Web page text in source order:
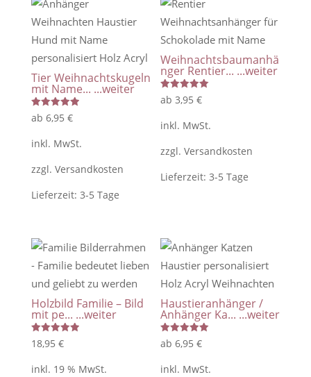
zum
selbst
befüllen
/
im
Set
oder
/
50
breit
Tier Weihnachtskugeln
mit Name... ...weiter
Bewertet
mit
von 5
ab 6,95 €
inkl. MwSt.
zzgl. Versandkosten
Lieferzeit: 3-5 Tage
Weihnachtsbaumanhä
nger Rentier... ...weiter
Bewertet
mit
von 5
ab3,95€
inkl. MwSt.
zzgl.Versandkosten
Lieferzeit:3-5 Tage
Holzbild Familie – Bild
mit pe... ...weiter
Bewertet
mit
von 5
18,95 €
inkl. 19 % MwSt.
Haustieranhänger /
Anhänger Ka... ...weiter
Bewertet
mit
von 5
ab6,95€
inkl. MwSt.